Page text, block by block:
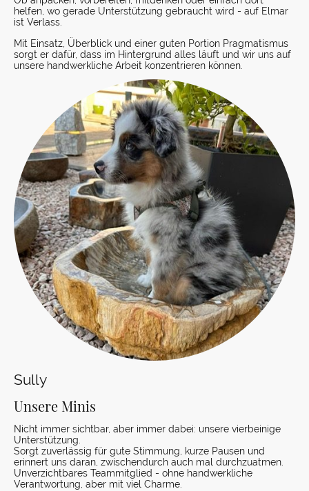
helfen, wo gerade Unterstützung gebraucht wird - auf Elmar
ist Verlass.
Mit Einsatz, Überblick und einer guten Portion Pragmatismus
sorgt er dafür, dass im Hintergrund alles läuft und wir uns auf
unsere handwerkliche Arbeit konzentrieren können.
Sully
Unsere Minis
Nicht immer sichtbar, aber immer dabei: unsere vierbeinige
Unterstützung.
Sorgt zuverlässig für gute Stimmung, kurze Pausen und
erinnert uns daran, zwischendurch auch mal durchzuatmen.
Unverzichtbares Teammitglied - ohne handwerkliche
Verantwortung, aber mit viel Charme.